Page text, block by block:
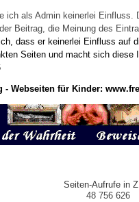
ich als Admin keinerlei
Beitrag, die Meinung des
dass er keinerlei Einfluss
Seiten und macht sich diese
- Webseiten für Kinder:
Seiten-Aufrufe in
48 756 626